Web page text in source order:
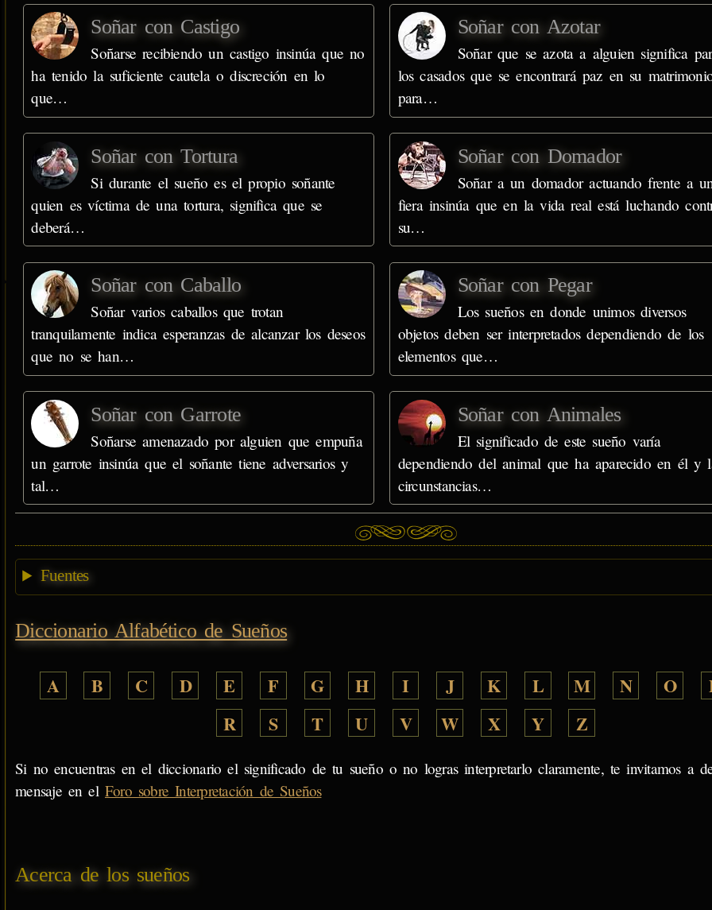
Soñar con Castigo
Soñarse recibiendo un castigo insinúa que no
ha tenido la suficiente cautela o discreción en lo
que…
Soñar con Azotar
Soñar que se azota a alguien significa
los casados que se encontrará paz en su
para…
Soñar con Tortura
Si durante el sueño es el propio soñante
quien es víctima de una tortura, significa que se
deberá…
Soñar con Domador
Soñar a un domador actuando frente a
fiera insinúa que en la vida real está luchando
su…
Soñar con Caballo
Soñar varios caballos que trotan
tranquilamente indica esperanzas de alcanzar los deseos
que no se han…
Soñar con Pegar
Los sueños en donde unimos diversos
objetos deben ser interpretados dependiendo de los
elementos que…
Soñar con Garrote
Soñarse amenazado por alguien que empuña
un garrote insinúa que el soñante tiene adversarios y
tal…
Soñar con Animales
El significado de este sueño varía
dependiendo del animal que ha aparecido en él y
circunstancias…
Fuentes
Diccionario Alfabético de Sueños
A B C D E F G H I J K L M N O
R
S T U V W X Y Z
Si no encuentras en el diccionario el significado de tu sueño o no logras interpretarlo claramente, te invitamos a
mensaje en el Foro sobre Interpretación de Sueños
Acerca de los sueños